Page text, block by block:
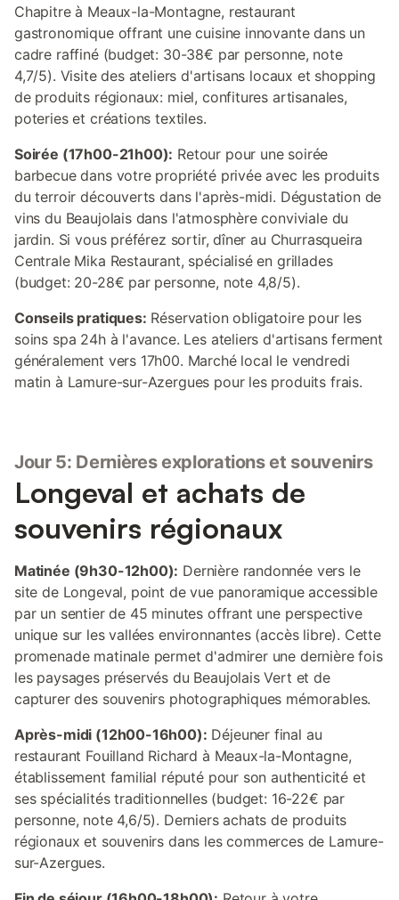
Chapitre à Meaux-la-Montagne, restaurant
gastronomique offrant une cuisine innovante dans un
cadre raffiné (budget: 30-38€ par personne, note
4,7/5). Visite des ateliers d'artisans locaux et shopping
de produits régionaux: miel, confitures artisanales,
poteries et créations textiles.
Soirée (17h00-21h00): Retour pour une soirée
barbecue dans votre propriété privée avec les produits
du terroir découverts dans l'après-midi. Dégustation de
vins du Beaujolais dans l'atmosphère conviviale du
jardin. Si vous préférez sortir, dîner au Churrasqueira
Centrale Mika Restaurant, spécialisé en grillades
(budget: 20-28€ par personne, note 4,8/5).
Conseils pratiques: Réservation obligatoire pour les
soins spa 24h à l'avance. Les ateliers d'artisans ferment
généralement vers 17h00. Marché local le vendredi
matin à Lamure-sur-Azergues pour les produits frais.
Jour 5: Dernières explorations et souvenirs
Longeval et achats de
souvenirs régionaux
Matinée (9h30-12h00): Dernière randonnée vers le
site de Longeval, point de vue panoramique accessible
par un sentier de 45 minutes offrant une perspective
unique sur les vallées environnantes (accès libre). Cette
promenade matinale permet d'admirer une dernière fois
les paysages préservés du Beaujolais Vert et de
capturer des souvenirs photographiques mémorables.
Après-midi (12h00-16h00): Déjeuner final au
restaurant Fouilland Richard à Meaux-la-Montagne,
établissement familial réputé pour son authenticité et
ses spécialités traditionnelles (budget: 16-22€ par
personne, note 4,6/5). Derniers achats de produits
régionaux et souvenirs dans les commerces de Lamure-
sur-Azergues.